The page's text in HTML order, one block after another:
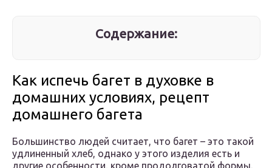
Содержание:
Как испечь багет в духовке в
домашних условиях, рецепт
домашнего багета
Большинство людей считает, что багет – это такой
удлиненный хлеб, однако у этого изделия есть и
другие особенности, кроме продолговатой формы.